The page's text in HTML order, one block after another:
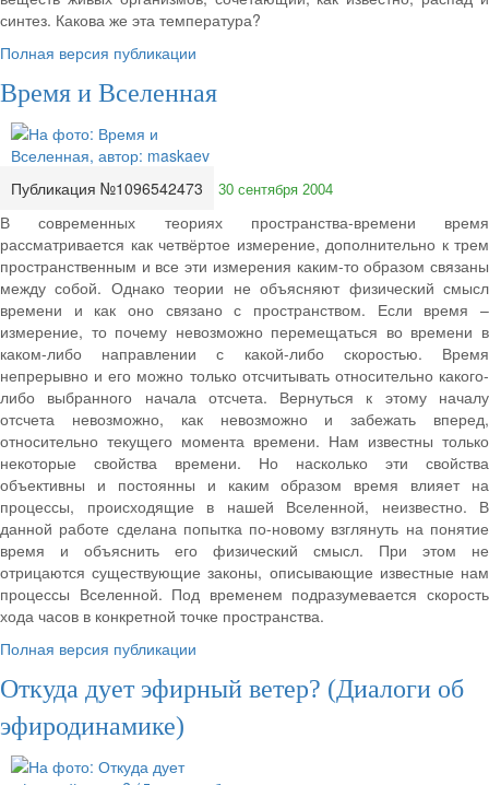
синтез. Какова же эта температура?
Полная версия публикации
Время и Вселенная
Публикация №1096542473 30 сентября 2004
В современных теориях пространства-времени время
рассматривается как четвёртое измерение, дополнительно к трем
пространственным и все эти измерения каким-то образом связаны
между собой. Однако теории не объясняют физический смысл
времени и как оно связано с пространством. Если время –
измерение, то почему невозможно перемещаться во времени в
каком-либо направлении с какой-либо скоростью. Время
непрерывно и его можно только отсчитывать относительно какого-
либо выбранного начала отсчета. Вернуться к этому началу
отсчета невозможно, как невозможно и забежать вперед,
относительно текущего момента времени. Нам известны только
некоторые свойства времени. Но насколько эти свойства
объективны и постоянны и каким образом время влияет на
процессы, происходящие в нашей Вселенной, неизвестно. В
данной работе сделана попытка по-новому взглянуть на понятие
время и объяснить его физический смысл. При этом не
отрицаются существующие законы, описывающие известные нам
процессы Вселенной. Под временем подразумевается скорость
хода часов в конкретной точке пространства.
Полная версия публикации
Откуда дует эфирный ветер? (Диалоги об
эфиродинамике)